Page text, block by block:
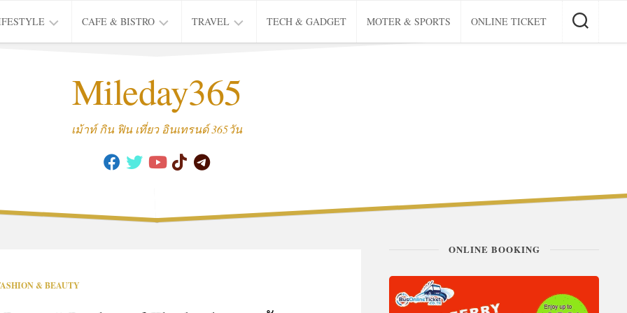
CAFE & BISTRO
CAFE
TRAVEL
THAI
TRIP
TECH & GADGET MOTER & SPORTS ONLINE TICKET
Mileday365
เม้าท์ กิน ฟิน เที่ยว อินเทรนด์ 365วัน
& BEAUTY
ONLINE BOOKING